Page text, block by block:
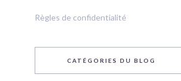
Règles de confidentialité
CATÉGORIES DU BLOG